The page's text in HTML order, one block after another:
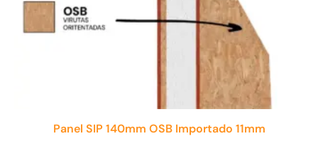
Panel SIP 140mm OSB Importado 11mm